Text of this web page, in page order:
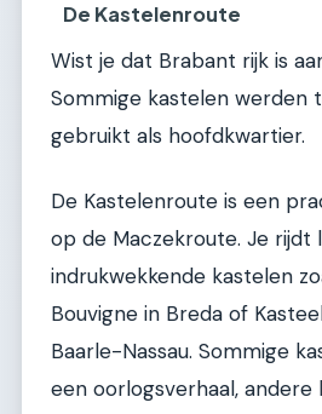
De Kastelenroute
Wist je dat Brabant rijk is
Sommige kastelen werden
gebruikt als hoofdkwartier.
De Kastelenroute is een
op de Maczekroute. Je rijdt
indrukwekkende kastelen
Bouvigne in Breda of
Baarle-Nassau. Sommige
een oorlogsverhaal, andere